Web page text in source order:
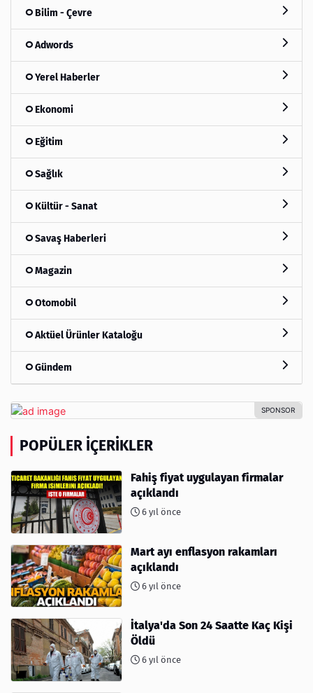
Bilim - Çevre
Adwords
Yerel Haberler
Ekonomi
Eğitim
Sağlık
Kültür - Sanat
Savaş Haberleri
Magazin
Otomobil
Aktüel Ürünler Kataloğu
Gündem
POPÜLER İÇERIKLER
Fahiş fiyat uygulayan firmalar
açıklandı
6 yıl önce
Mart ayı enflasyon rakamları
açıklandı
6 yıl önce
İtalya'da Son 24 Saatte Kaç Kişi
Öldü
6 yıl önce